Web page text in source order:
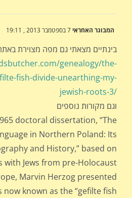
המבוגר האחראי
בינתיים מצאתי גם מפה מצוירת
genealogy/the-
fish-divide-unearthing-my-
jewish-roots-3/
וגם מקורות נוספים
doctoral dissertation, “The
in Northern Poland: Its
and History,” based on
with Jews from pre-Holocaust
Marvin Herzog presented
now known as the “gefilte fish